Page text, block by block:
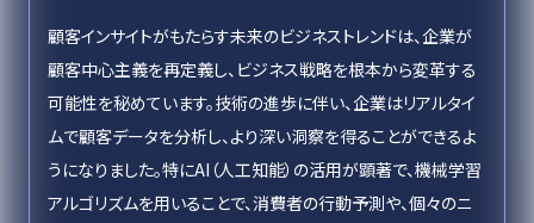
顧客インサイトがもたらす未来のビジネストレンドは、企業が
顧客中心主義を再定義し、ビジネス戦略を根本から変革する
可能性を秘めています。技術の進歩に伴い、企業はリアルタイ
ムで顧客データを分析し、より深い洞察を得ることができるよ
うになりました。特にAI（人工知能）の活用が顕著で、機械学習
アルゴリズムを用いることで、消費者の行動予測や、個々のニ